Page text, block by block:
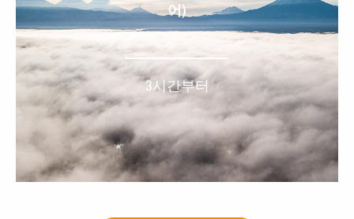
어)
3시간부터